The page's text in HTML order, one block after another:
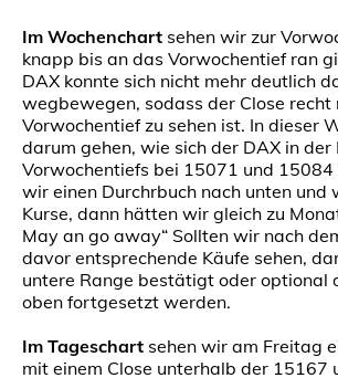
Im Wochenchart sehen wir zur
knapp bis an das Vorwochentief ran
DAX konnte sich nicht mehr deutlich
wegbewegen, sodass der Close recht
Vorwochentief zu sehen ist. In dieser
darum gehen, wie sich der DAX in
Vorwochentiefs bei 15071 und 15084
wir einen Durchrbuch nach unten und
Kurse, dann hätten wir gleich zu
May an go away“ Sollten wir nach
davor entsprechende Käufe sehen,
untere Range bestätigt oder optional
oben fortgesetzt werden.
Im Tageschart sehen wir am Freitag
mit einem Close unterhalb der 15167